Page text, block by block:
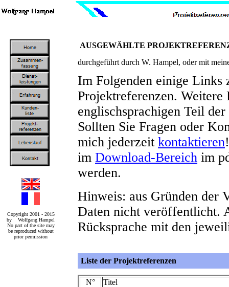
Copyright 2001 - 2015
by Wolfgang Hampel
No part of the site may
be reproduced without
prior permission
AUSGEWÄHLTE
durchgeführt durch W. Hampel, oder mit
Im Folgenden einige Links
Projektreferenzen.
englischsprachigen Teil
Sollten Sie Fragen oder
mich jederzeit kontaktieren
im Download-Bereich im
werden.
Hinweis: aus Gründen der
Daten nicht veröffentlicht.
Rücksprache mit den
Liste der Projektreferenzen
N°
Titel